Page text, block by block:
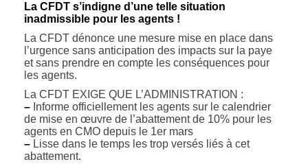
La CFDT s’indigne d’une telle situation
inadmissible pour les agents !
La CFDT dénonce une mesure mise en place dans
l’urgence sans anticipation des impacts sur la paye
et sans prendre en compte les conséquences pour
les agents.
La CFDT EXIGE QUE L’ADMINISTRATION :
– Informe officiellement les agents sur le calendrier
de mise en œuvre de l’abattement de 10% pour les
agents en CMO depuis le 1er mars
– Lisse dans le temps les trop versés liés à cet
abattement.